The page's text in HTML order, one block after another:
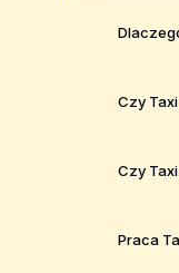
Czy
Czy
Praca